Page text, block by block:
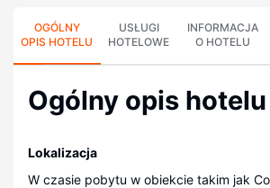
OGÓLNY
OPIS HOTELU
USŁUGI
HOTELOWE
INFORMACJA
O HOTELU
Ogólny opis hotelu
Lokalizacja
W czasie pobytu w obiekcie takim jak